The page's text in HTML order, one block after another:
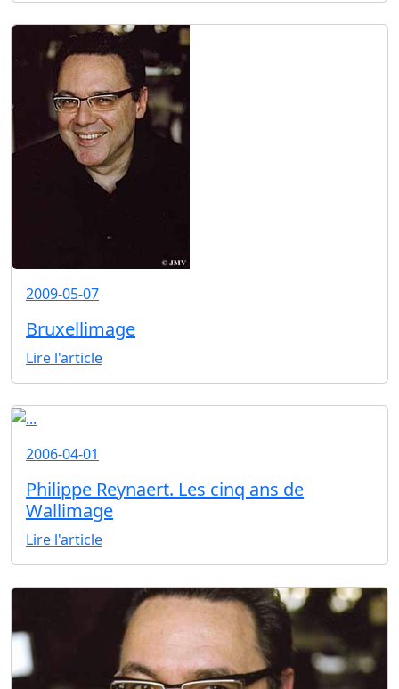
2009-05-07
Bruxellimage
Lire l'article
2006-04-01
Philippe Reynaert. Les cinq ans de
Wallimage
Lire l'article